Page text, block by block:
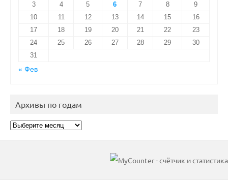
3
4 5 6 7 8
9
10
11 12 13 14 15
16
17
18 19 20 21 22
23
24
25 26 27 28 29
30
31
« Фев
Архивы по годам
Архивы